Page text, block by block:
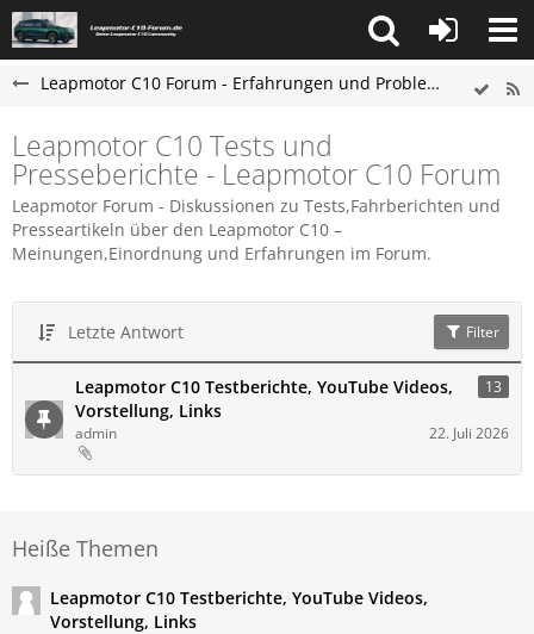
Leapmotor C10 Forum - Erfahrungen und Probleme
Leapmotor C10 Tests und
Presseberichte - Leapmotor C10 Forum
Leapmotor Forum - Diskussionen zu Tests,Fahrberichten und
Presseartikeln über den Leapmotor C10 –
Meinungen,Einordnung und Erfahrungen im Forum.
Letzte Antwort Filter
Leapmotor C10 Testberichte, YouTube Videos,
Vorstellung, Links
13
admin 22. Juli 2026
Heiße Themen
Leapmotor C10 Testberichte, YouTube Videos,
Vorstellung, Links